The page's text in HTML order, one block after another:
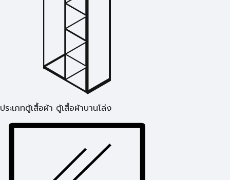
ประเภทตู้เสื้อผ้า ตู้เสื้อผ้าบานโล่ง